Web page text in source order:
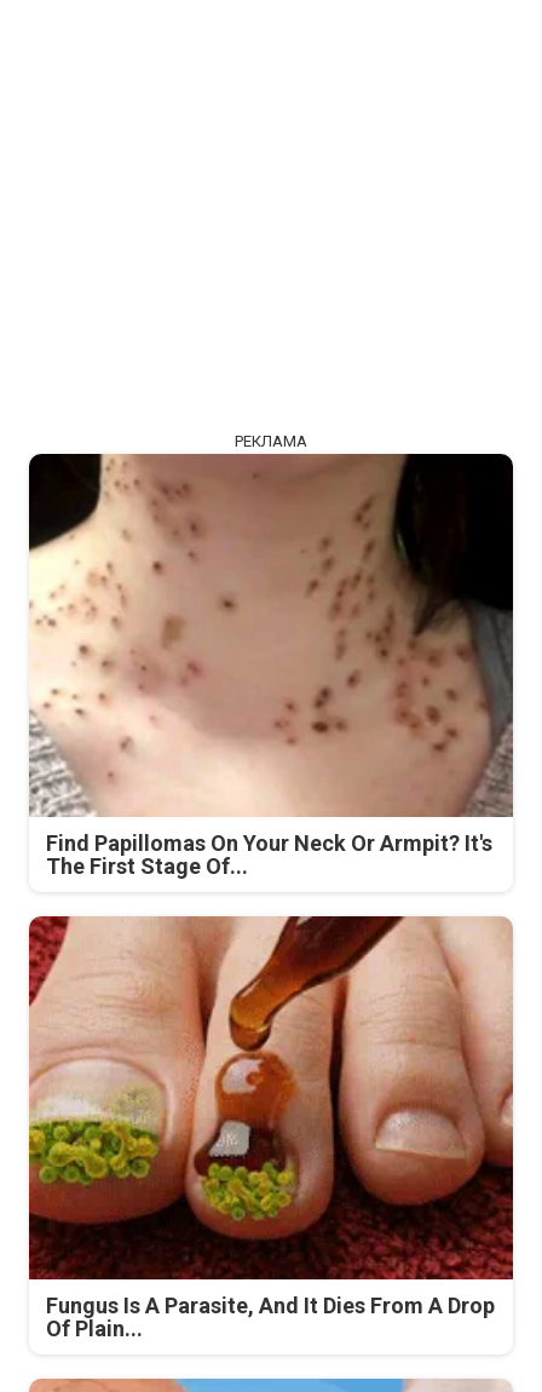
РЕКЛАМА
Find Papillomas On Your Neck Or Armpit? It's
The First Stage Of...
Fungus Is A Parasite, And It Dies From A Drop
Of Plain...